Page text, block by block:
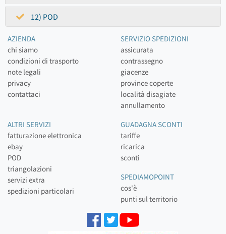
12) POD
AZIENDA
chi siamo
condizioni di trasporto
note legali
privacy
contattaci
SERVIZIO SPEDIZIONI
assicurata
contrassegno
giacenze
province coperte
località disagiate
annullamento
ALTRI SERVIZI
fatturazione elettronica
ebay
POD
triangolazioni
servizi extra
spedizioni particolari
GUADAGNA SCONTI
tariffe
ricarica
sconti
SPEDIAMOPOINT
cos'è
punti sul territorio